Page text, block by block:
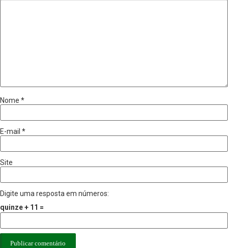
Nome *
E-mail *
Site
Digite uma resposta em números:
quinze + 11 =